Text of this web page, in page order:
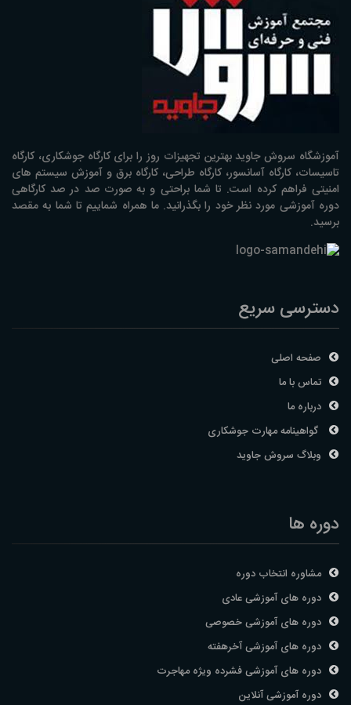
آموزشگاه سروش جاوید بهترین تجهیزات روز را برای کارگاه جوشکاری، کارگاه
تاسیسات، کارگاه آسانسور، کارگاه طراحی، کارگاه برق و آموزش سیستم های
امنیتی فراهم کرده است. تا شما براحتی و به صورت صد در صد کارگاهی
دوره آموزشی مورد نظر خود را بگذرانید. ما همراه شماییم تا شما به مقصد
برسید.
دسترسی سریع
صفحه اصلی
تماس با ما
درباره ما
گواهینامه مهارت جوشکاری
وبلاگ سروش جاوید
دوره ها
مشاوره انتخاب دوره
دوره های آموزشی عادی
دوره های آموزشی خصوصی
دوره های آموزشی آخرهفته
دوره های آموزشی فشرده ویژه مهاجرت
دوره آموزشی آنلاین